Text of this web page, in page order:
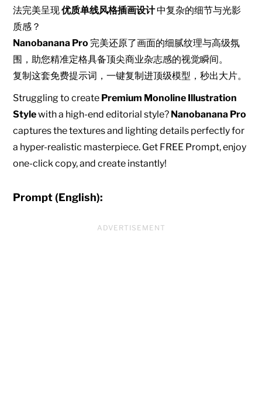
法完美呈现优质单线风格插画设计中复杂的细节与光影
质感？
Nanobanana Pro 完美还原了画面的细腻纹理与高级氛
围，助您精准定格具备顶尖商业杂志感的视觉瞬间。
复制这套免费提示词，一键复制进顶级模型，秒出大片。
Struggling to create Premium Monoline Illustration
Stylewith a high-end editorial style? Nanobanana Pro
captures the textures and lighting details perfectly for
a hyper-realistic masterpiece. Get FREE Prompt, enjoy
one-click copy, and create instantly!
Prompt (English):
ADVERTISEMENT